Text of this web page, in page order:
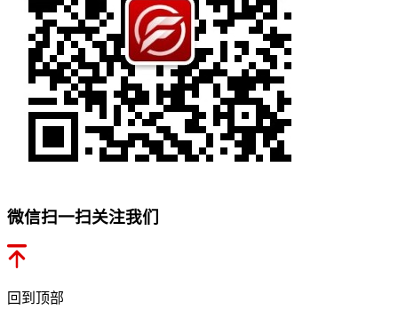
微信扫一扫关注我们
回到顶部